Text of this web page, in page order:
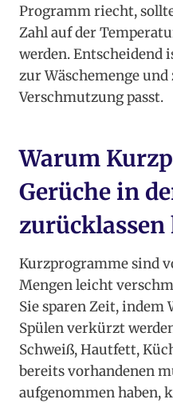
Programm riecht,
Zahl auf der
werden. Entscheidend
zur Wäschemenge
Verschmutzung passt.
Warum
Gerüche in
Kurzprogramme sind
Mengen leicht
Sie sparen Zeit, indem
Spülen verkürzt
Schweiß, Hautfett,
bereits vorhandenen
aufgenommen haben,